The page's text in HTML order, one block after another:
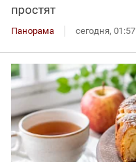
простят
Панорама сегодня, 01:57